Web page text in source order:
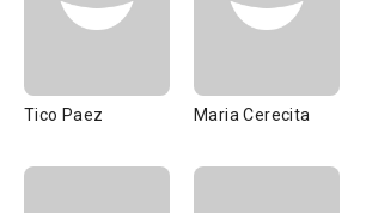
Tico Paez Maria Cerecita